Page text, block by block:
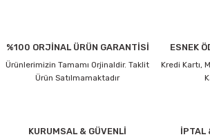
%100 ORJİNAL ÜRÜN GARANTİSİ
Ürünlerimizin Tamamı Orjinaldir. Taklit
Ürün Satılmamaktadır
ESNEK
Kredi Kartı,
KURUMSAL & GÜVENLİ
İPTAL